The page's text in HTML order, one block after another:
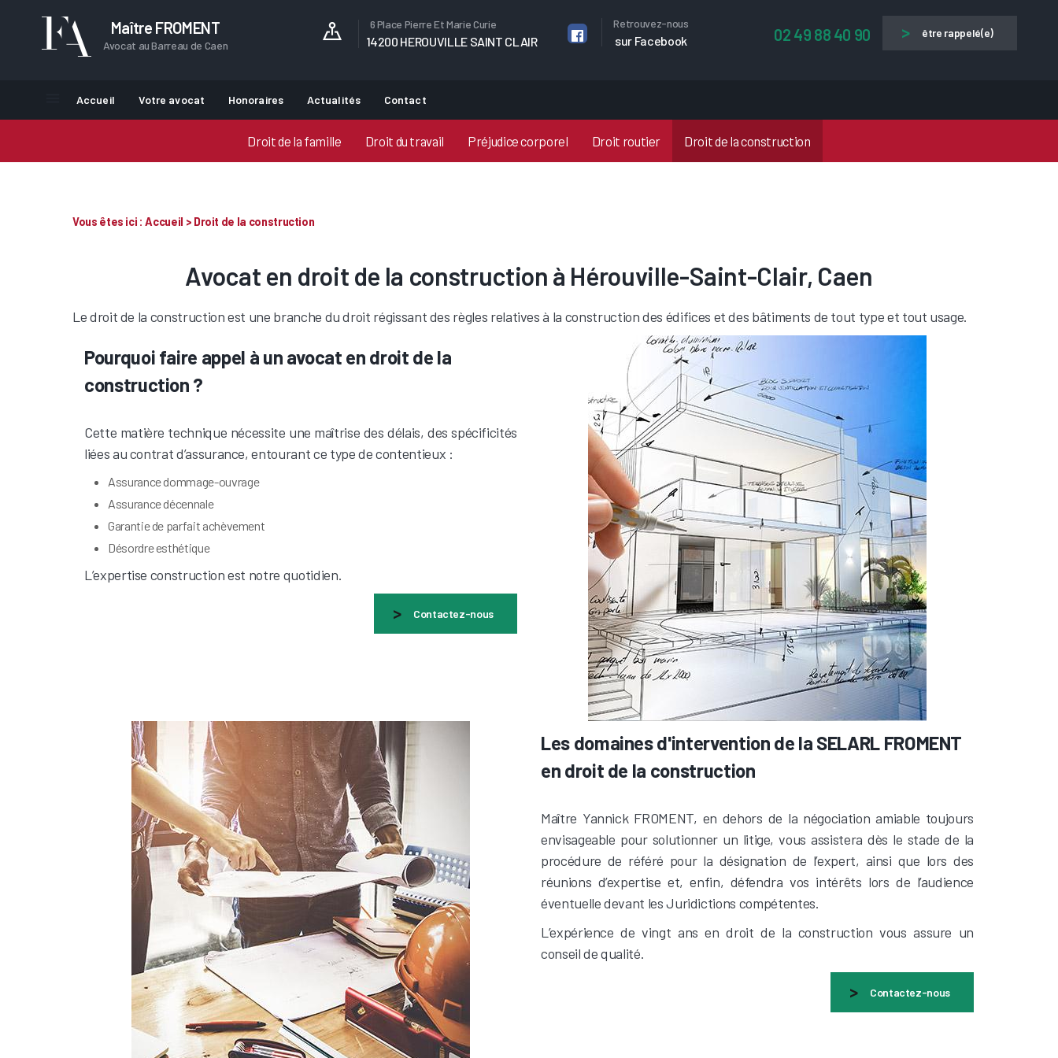
Maître FROMENT
Avocat au Barreau de Caen
6 Place Pierre Et Marie Curie
14200 HEROUVILLE SAINT CLAIR
Retrouvez-nous
sur Facebook 02 49 88 40 90 être rappelé(e)
Accueil Votre avocat Honoraires Actualités Contact
Droit de la famille Droit du travail Préjudice corporel Droit routier Droit de la construction
Vous êtes ici : Accueil > Droit de la construction
Avocat en droit de la construction à Hérouville-Saint-Clair, Caen
Le droit de la construction est une branche du droit régissant des règles relatives à la construction des édifices et des bâtiments de tout type et tout usage.
Pourquoi faire appel à un avocat en droit de la
construction ?
Cette matière technique nécessite une maîtrise des délais, des spécificités
liées au contrat d’assurance, entourant ce type de contentieux :
Assurance dommage-ouvrage
Assurance décennale
Garantie de parfait achèvement
Désordre esthétique
L’expertise construction est notre quotidien.
Contactez-nous
Les domaines d'intervention de la SELARL FROMENT
en droit de la construction
Maître Yannick FROMENT, en dehors de la négociation amiable toujours
envisageable pour solutionner un litige, vous assistera dès le stade de la
procédure de référé pour la désignation de l’expert, ainsi que lors des
réunions d’expertise et, enfin, défendra vos intérêts lors de l’audience
éventuelle devant les Juridictions compétentes.
L’expérience de vingt ans en droit de la construction vous assure un
conseil de qualité.
Contactez-nous